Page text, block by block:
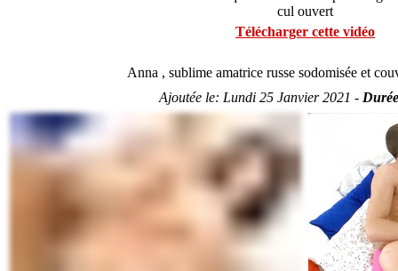
cul ouvert
Télécharger cette vidéo
Anna , sublime amatrice russe sodomisée et
Ajoutée le: Lundi 25 Janvier 2021 -